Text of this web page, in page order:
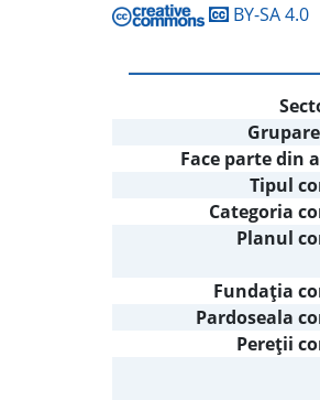
BY-SA 4.0
Face parte din
Tipul
Categoria
Planul
Fundaţia
Pardoseala
Pereţii